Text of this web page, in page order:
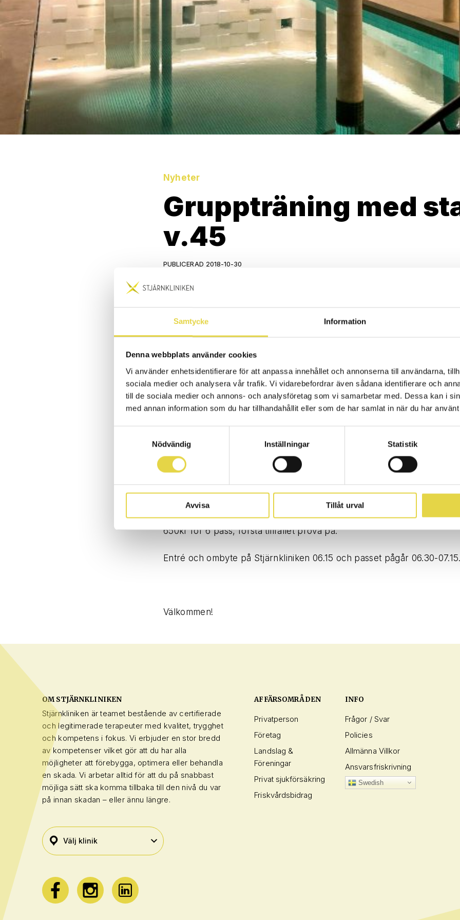
Samtycke Information
Denna webbplats använder cookies
Vi använder enhetsidentifierare för att anpassa innehållet och annonserna till användarna,
sociala medier och analysera vår trafik. Vi vidarebefordrar även sådana identifierare och
till de sociala medier och annons- och analysföretag som vi samarbetar med. Dessa kan i
med annan information som du har tillhandahållit eller som de har samlat in när du har
Nödvändig
Inställningar Statistik
Avvisa Tillåt urval
Nyheter
Gruppträning med
v.45
PUBLICERAD 2018-10-30
Kicka igång dagen på bästa möjliga sätt, börja dagen med ett
olika morgonpass under 6 tillfällen med start v.45. Mobility på tisdagar
fredagar. Det är ett begränsat antal platser och anmälan sker till
Tisdagar:
Mobility med Lina
Fredagar:
Pilates med Linda
Anmälan görs via mail:linda@stjarnkliniken.com
Start 9/11
650kr för 6 pass, första tillfället prova på.
Entré och ombyte på Stjärnkliniken 06.15 och passet pågår 06.30-
Välkommen!
OM STJÄRNKLINIKEN
Stjärnkliniken är teamet bestående av certifierade
och legitimerade terapeuter med kvalitet, trygghet
och kompetens i fokus. Vi erbjuder en stor bredd
av kompetenser vilket gör att du har alla
möjligheter att förebygga, optimera eller behandla
en skada. Vi arbetar alltid för att du på snabbast
möjliga sätt ska komma tillbaka till den nivå du var
på innan skadan – eller ännu längre.
AFFÄRSOMRÅDEN
Privatperson
Företag
Landslag &
Föreningar
Privat sjukförsäkring
Friskvårdsbidrag
INFO
Frågor / Svar
Policies
Allmänna Villkor
Ansvarsfriskrivning
Swedish